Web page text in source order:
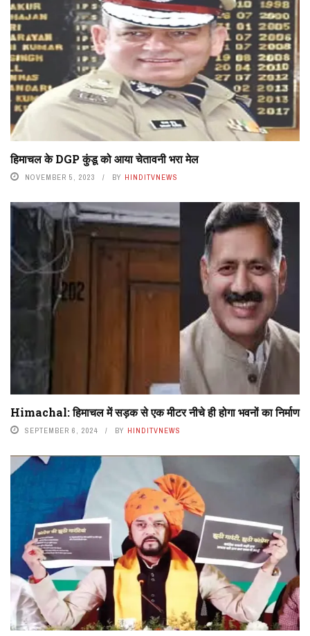
हिमाचल के DGP कुंडू को आया चेतावनी भरा मेल
NOVEMBER 5, 2023 BY HINDITVNEWS
Himachal: हिमाचल में सड़क से एक मीटर नीचे ही होगा भवनों का निर्माण
SEPTEMBER 6, 2024 BY HINDITVNEWS